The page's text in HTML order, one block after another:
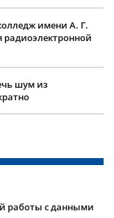
имени А. Г.
радиоэлектронной
шум из
работы с данными